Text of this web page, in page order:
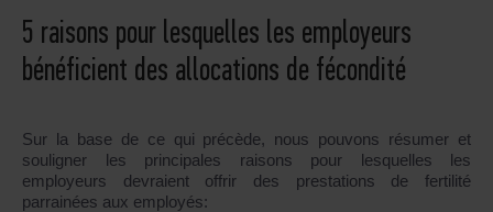
5 raisons pour lesquelles les employeurs
bénéficient des allocations de fécondité
Sur la base de ce qui précède, nous pouvons résumer et
souligner les principales raisons pour lesquelles les
employeurs devraient offrir des prestations de fertilité
parrainées aux employés: